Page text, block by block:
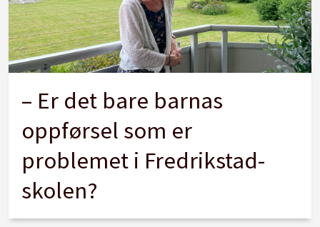
– Er det bare barnas
oppførsel som er
problemet i Fredrikstad-
skolen?